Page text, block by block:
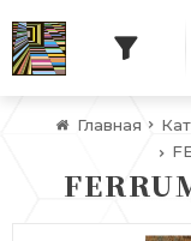
Главная